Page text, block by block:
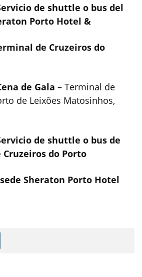
de shuttle o bus del
Porto Hotel &
de Cruzeiros do
de Gala – Terminal de
de Leixões Matosinhos,
de shuttle o bus de
do Porto
Sheraton Porto Hotel